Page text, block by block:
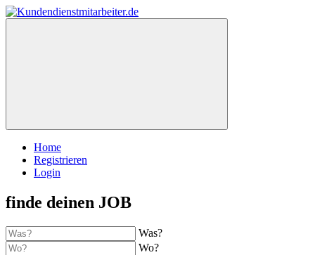
Home
Registrieren
Login
finde deinen JOB
Was?
Wo?